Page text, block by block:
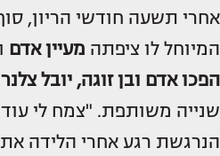
אחרי תשעה חודשי הריון,
המיוחל לו ציפתה מעיין אדם
הפכו אדם ובן זוגה, יובל צלנר
שנייה משותפת. "צמח לי
הנרגשת רגע אחרי הלידה